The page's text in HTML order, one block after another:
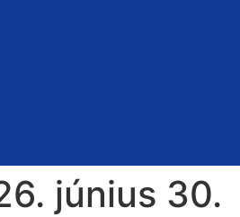
június 30.